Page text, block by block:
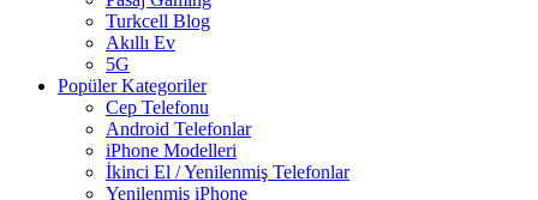
Turkcell Blog
Akıllı Ev
5G
Popüler Kategoriler
Cep Telefonu
Android Telefonlar
iPhone Modelleri
İkinci El / Yenilenmiş Telefonlar
Yenilenmiş iPhone